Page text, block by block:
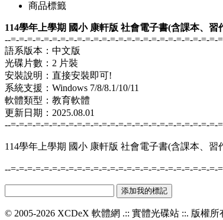
商品標籤
114學年上學期 國小 康軒版 社會電子書(含課本、
--=-=-=-=-=-=-=-=-=-=-=-=-=-=-=-=-=-=-=-=-=-=-=-=-=-
語系版本：中文版
光碟片數：2 片裝
安裝說明：直接安裝即可!
系統支援：Windows 7/8/8.1/10/11
軟體類型：教育軟體
更新日期：2025.08.01
--=-=-=-=-=-=-=-=-=-=-=-=-=-=-=-=-=-=-=-=-=-=-=-=-=-
114學年上學期 國小 康軒版 社會電子書(含課本、
--=-=-=-=-=-=-=-=-=-=-=-=-=-=-=-=-=-=-=-=-=-=-=-=-=-
© 2005-2026 XCDeX 軟體網 .:: 實體光碟站 ::. 版權所